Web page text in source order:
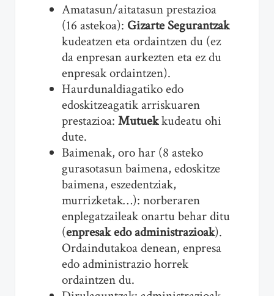
Amatasun/aitatasun prestazioa
(16 astekoa): Gizarte Segurantzak
kudeatzen eta ordaintzen du (ez
da enpresan aurkezten eta ez du
enpresak ordaintzen).
Haurdunaldiagatiko edo
edoskitzeagatik arriskuaren
prestazioa: Mutuekkudeatu ohi
dute.
Baimenak, oro har (8 asteko
gurasotasun baimena, edoskitze
baimena, eszedentziak,
murrizketak…): norberaren
enplegatzaileak onartu behar ditu
(enpresak edo administrazioak).
Ordaindutakoa denean, enpresa
edo administrazio horrek
ordaintzen du.